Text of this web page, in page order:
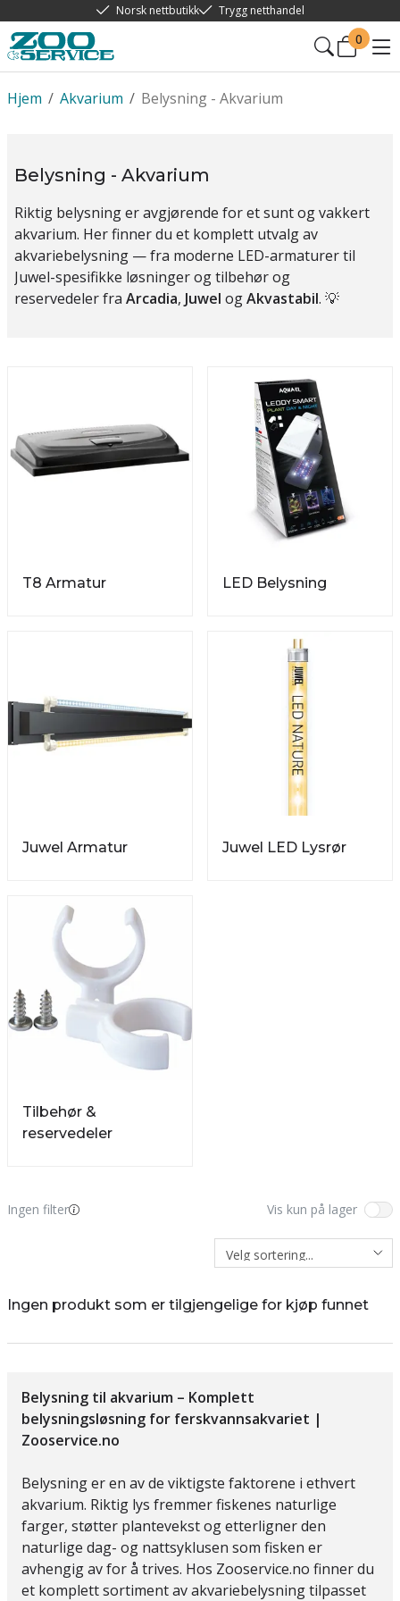
Norsk nettbutikk Trygg netthandel
0
/
Hjem /
Akvarium Belysning - Akvarium
Belysning - Akvarium
Riktig belysning er avgjørende for et sunt og vakkert
akvarium. Her finner du et komplett utvalg av
akvariebelysning — fra moderne LED-armaturer til
Juwel-spesifikke løsninger og tilbehør og
reservedeler fra Arcadia, Juwel ogAkvastabil. 💡
T8 Armatur LED Belysning
Juwel Armatur Juwel LED Lysrør
Tilbehør &
reservedeler
Ingen filter Vis kun på lager
Ingen produkt som er tilgjengelige for kjøp funnet
Belysning til akvarium – Komplett
belysningsløsning for ferskvannsakvariet |
Zooservice.no
Belysning er en av de viktigste faktorene i ethvert
akvarium. Riktig lys fremmer fiskenes naturlige
farger, støtter plantevekst og etterligner den
naturlige dag- og nattsyklusen som fisken er
avhengig av for å trives. Hos Zooservice.no finner du
et komplett sortiment av akvariebelysning tilpasset